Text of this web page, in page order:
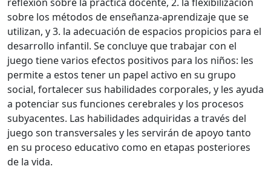
sobre los métodos de enseñanza-aprendizaje que se
utilizan, y 3. la adecuación de espacios propicios para el
desarrollo infantil. Se concluye que trabajar con el
juego tiene varios efectos positivos para los niños: les
permite a estos tener un papel activo en su grupo
social, fortalecer sus habilidades corporales, y les ayuda
a potenciar sus funciones cerebrales y los procesos
subyacentes. Las habilidades adquiridas a través del
juego son transversales y les servirán de apoyo tanto
en su proceso educativo como en etapas posteriores
de la vida.